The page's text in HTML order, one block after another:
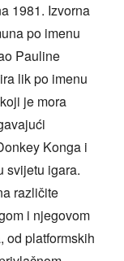
1981. Izvorna
po imenu
Pauline
lik po imenu
je mora
Konga i
svijetu igara.
različite
i njegovom
od platformskih